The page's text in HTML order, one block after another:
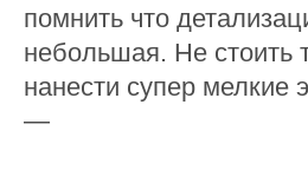
помнить что
небольшая. Не стоить
нанести супер мелкие
—